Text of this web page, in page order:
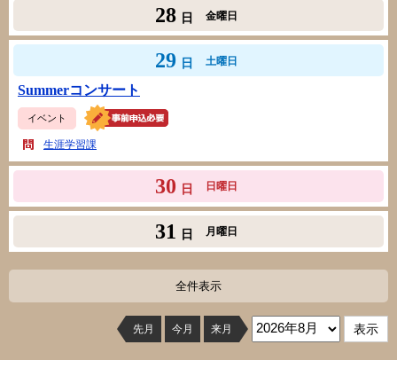
28 日 金曜日
29 日 土曜日
Summerコンサート
イベント
生涯学習課
30 日 日曜日
31 日 月曜日
全件表示
先月 今月 来月